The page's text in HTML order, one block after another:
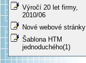
Výročí 20 let firmy,
2010/06
Nové webové stránky
Šablona HTM
jednoduchého(1)